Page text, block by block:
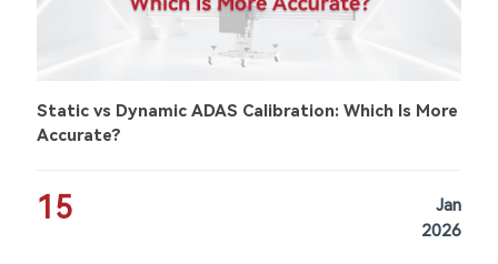
Static vs Dynamic ADAS Calibration: Which Is More
Accurate?
15
Jan
2026